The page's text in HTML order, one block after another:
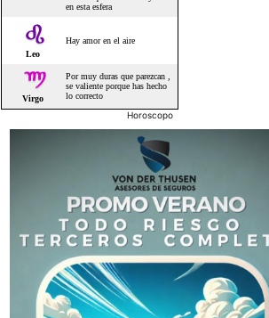
Horoscopo